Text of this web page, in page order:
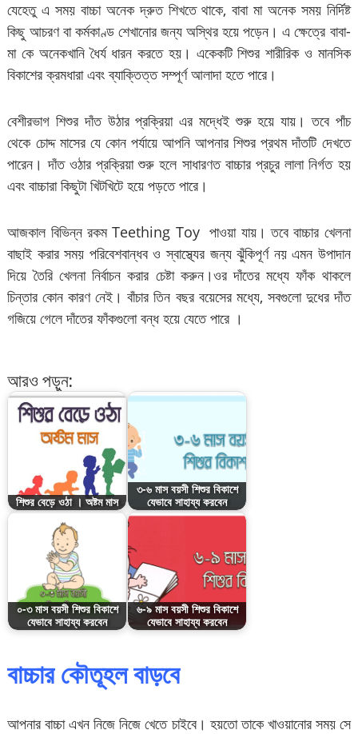
যেহেতু এ সময় বাচ্চা অনেক দ্রুত শিখতে থাকে, বাবা মা অনেক সময় নির্দিষ্ট
কিছু আচরণ বা কর্মকাণ্ড শেখানোর জন্য অস্থির হয়ে পড়েন। এ ক্ষেত্রে বাবা-
মা কে অনেকখানি ধৈর্য ধারন করতে হয়। একেকটি শিশুর শারীরিক ও মানসিক
বিকাশের ক্রমধারা এবং ব্যাক্তিত্ত সম্পূর্ণ আলাদা হতে পারে।
বেশীরভাগ শিশুর দাঁত উঠার প্রক্রিয়া এর মদ্ধেই শুরু হয়ে যায়। তবে পাঁচ
থেকে চোদ্দ মাসের যে কোন পর্যায়ে আপনি আপনার শিশুর প্রথম দাঁতটি দেখতে
পারেন। দাঁত ওঠার প্রক্রিয়া শুরু হলে সাধারণত বাচ্চার প্রচুর লালা নির্গত হয়
এবং বাচ্চারা কিছুটা খিটখিটে হয়ে পড়তে পারে।
আজকাল বিভিন্ন রকম Teething Toy পাওয়া যায়। তবে বাচ্চার খেলনা
বাছাই করার সময় পরিবেশবান্ধব ও স্বাস্থ্যের জন্য ঝুঁকিপূর্ণ নয় এমন উপাদান
দিয়ে তৈরি খেলনা নির্বাচন করার চেষ্টা করুন।ওর দাঁতের মধ্যে ফাঁক থাকলে
চিন্তার কোন কারণ নেই। বাঁচার তিন বছর বয়েসের মধ্যে, সবগুলো দুধের দাঁত
গজিয়ে গেলে দাঁতের ফাঁকগুলো বন্ধ হয়ে যেতে পারে ।
আরও পড়ুন:
শিশুর বেড়ে ওঠা । অষ্টম মাস
৩-৬ মাস বয়সী শিশুর বিকাশে
যেভাবে সাহায্য করবেন
০-৩ মাস বয়সী শিশুর বিকাশে
যেভাবে সাহায্য করবেন
৬-৯ মাস বয়সী শিশুর বিকাশে
যেভাবে সাহায্য করবেন
বাচ্চার কৌতূহল বাড়বে
আপনার বাচ্চা এখন নিজে নিজে খেতে চাইবে। হয়তো তাকে খাওয়ানোর সময় সে